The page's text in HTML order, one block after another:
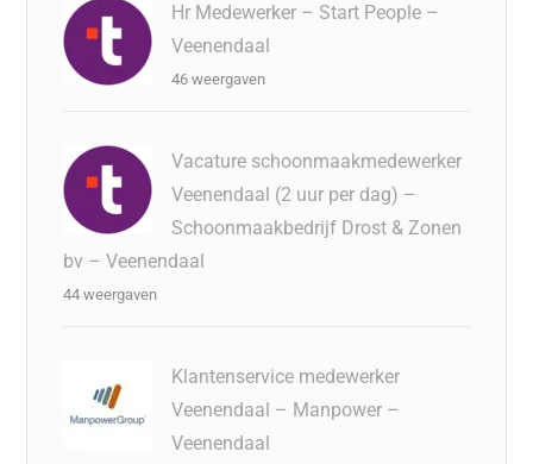
Hr Medewerker – Start People –
Veenendaal
46 weergaven
Vacature schoonmaakmedewerker
Veenendaal (2 uur per dag) –
Schoonmaakbedrijf Drost & Zonen
bv – Veenendaal
44 weergaven
Klantenservice medewerker
Veenendaal – Manpower –
Veenendaal